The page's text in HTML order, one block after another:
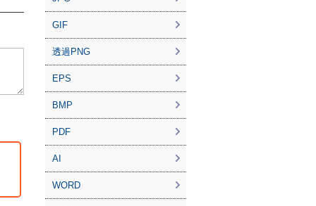
GIF
透過PNG
EPS
BMP
PDF
AI
WORD